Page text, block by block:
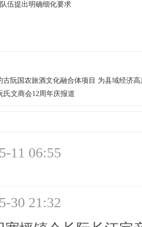
古阮国农旅酒文化融合体项目 为县域经济
氏文商会12周年庆报道
11 06:55
30 21:32